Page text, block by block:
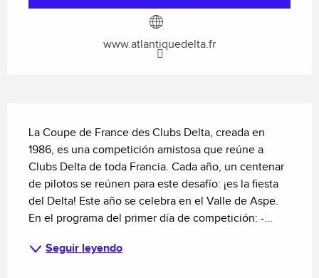
www.atlantiquedelta.fr
La Coupe de France des Clubs Delta, creada en
1986, es una competición amistosa que reúne a
Clubs Delta de toda Francia. Cada año, un centenar
de pilotos se reúnen para este desafío: ¡es la fiesta
del Delta! Este año se celebra en el Valle de Aspe.
En el programa del primer día de competición: -...
Seguir leyendo